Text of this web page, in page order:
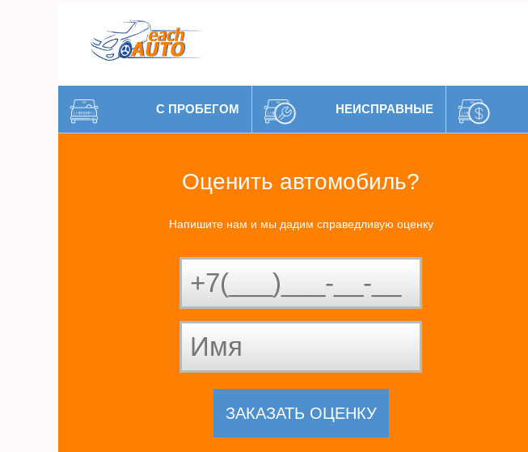
С ПРОБЕГОМ НЕИСПРАВНЫЕ
Оценить автомобиль?
Напишите нам и мы дадим справедливую оценку